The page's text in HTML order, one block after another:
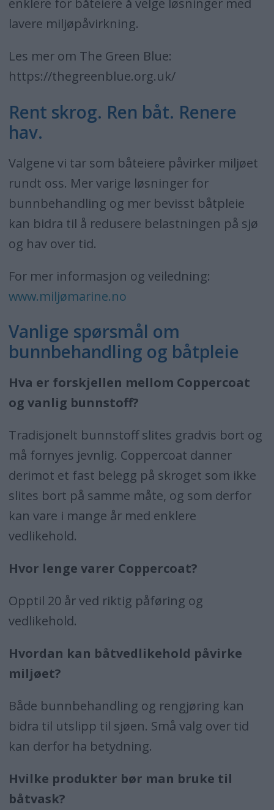
lavere miljøpåvirkning.
Les mer om The Green Blue:
https://thegreenblue.org.uk/
Rent skrog. Ren båt. Renere
hav.
Valgene vi tar som båteiere påvirker miljøet
rundt oss. Mer varige løsninger for
bunnbehandling og mer bevisst båtpleie
kan bidra til å redusere belastningen på sjø
og hav over tid.
For mer informasjon og veiledning:
www.miljømarine.no
Vanlige spørsmål om
bunnbehandling og båtpleie
Hva er forskjellen mellom Coppercoat
og vanlig bunnstoff?
Tradisjonelt bunnstoff slites gradvis bort og
må fornyes jevnlig. Coppercoat danner
derimot et fast belegg på skroget som ikke
slites bort på samme måte, og som derfor
kan vare i mange år med enklere
vedlikehold.
Hvor lenge varer Coppercoat?
Opptil 20 år ved riktig påføring og
vedlikehold.
Hvordan kan båtvedlikehold påvirke
miljøet?
Både bunnbehandling og rengjøring kan
bidra til utslipp til sjøen. Små valg over tid
kan derfor ha betydning.
Hvilke produkter bør man bruke til
båtvask?